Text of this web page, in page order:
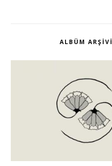
ALBÜM ARŞIVI